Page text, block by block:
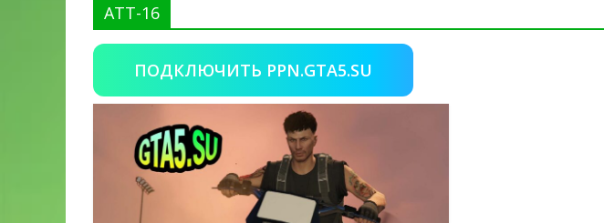
ATT-16
ПОДКЛЮЧИТЬ PPN.GTA5.SU